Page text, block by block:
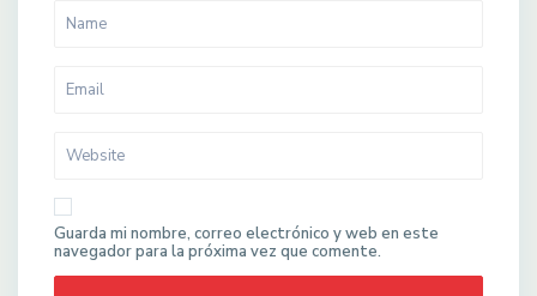
Guarda mi nombre, correo electrónico y web en este
navegador para la próxima vez que comente.